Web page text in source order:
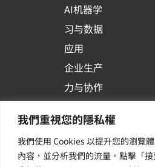
我們重視您的隱私權
我們使用 Cookies 以提升您的瀏覽
內容，並分析我們的流量。點擊「
AI机器学
习与数据
应用
企业生产
力与协作
台应用
其他/增